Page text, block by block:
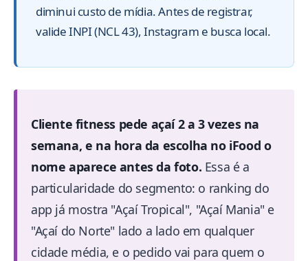
diminui custo de mídia. Antes de registrar,
valide INPI (NCL 43), Instagram e busca local.
Cliente fitness pede açaí 2 a 3 vezes na
semana, e na hora da escolha no iFood o
nome aparece antes da foto. Essa é a
particularidade do segmento: o ranking do
app já mostra "Açaí Tropical", "Açaí Mania" e
"Açaí do Norte" lado a lado em qualquer
cidade média, e o pedido vai para quem o